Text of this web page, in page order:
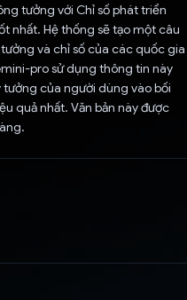
tưởng với Chỉ số phát triển
nhất. Hệ thống sẽ tạo một câu
và chỉ số của các quốc gia
pro sử dụng thông tin này
tưởng của người dùng vào bối
quả nhất. Văn bản này được